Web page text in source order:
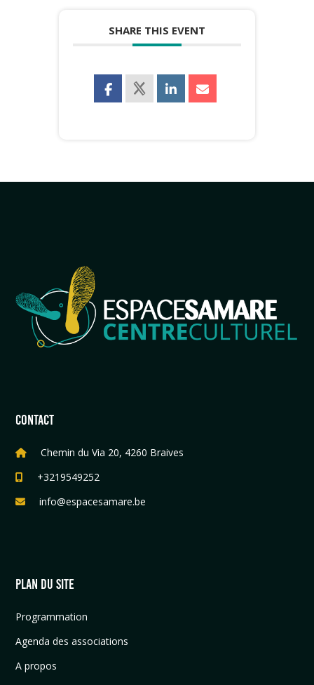
SHARE THIS EVENT
CONTACT
Chemin du Via 20, 4260 Braives
+3219549252
info@espacesamare.be
PLAN DU SITE
Programmation
Agenda des associations
A propos